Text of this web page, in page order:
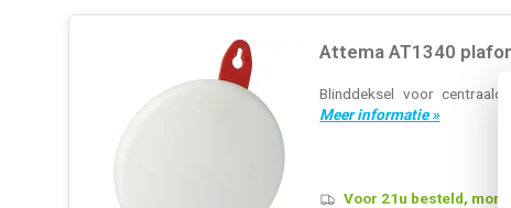
Attema AT1340
Blinddeksel voor
Meer informatie »
Voor 21u besteld,